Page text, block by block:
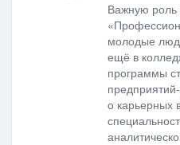
Важную роль
молодые
ещё в
программы
о карьерных